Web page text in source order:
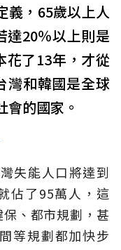
義，65歲以上人
達20％以上則是
花了13年，才從
灣和韓國是全球
會的國家。
失能人口將達到
佔了95萬人，這
、都市規劃，甚
等規劃都加快步